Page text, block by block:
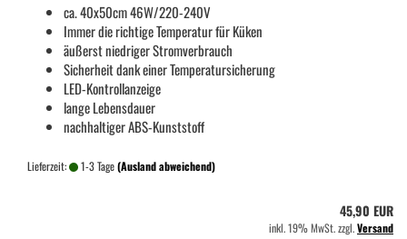
ca. 40x50cm 46W/220-240V
Immer die richtige Temperatur für Küken
äußerst niedriger Stromverbrauch
Sicherheit dank einer Temperatursicherung
LED-Kontrollanzeige
lange Lebensdauer
nachhaltiger ABS-Kunststoff
Lieferzeit: 1-3 Tage(Ausland abweichend)
45,90 EUR
inkl. 19% MwSt. zzgl.Versand